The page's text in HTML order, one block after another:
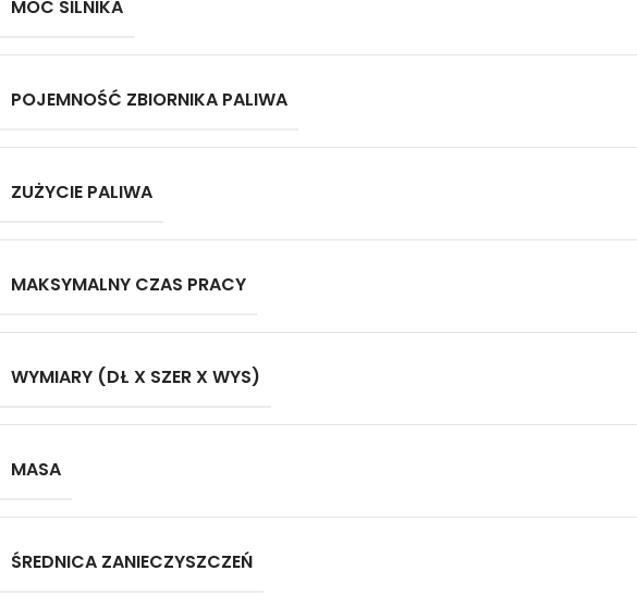
MOC SILNIKA
POJEMNOŚĆ ZBIORNIKA PALIWA
ZUŻYCIE PALIWA
MAKSYMALNY CZAS PRACY
WYMIARY (DŁ X SZER X WYS)
MASA
ŚREDNICA ZANIECZYSZCZEŃ